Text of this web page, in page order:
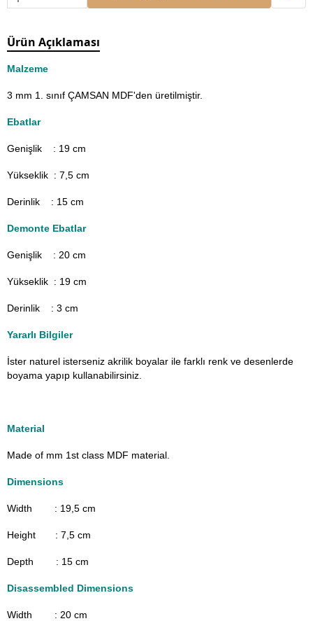
Ürün Açıklaması
Malzeme
3 mm 1. sınıf ÇAMSAN MDF'den üretilmiştir.
Ebatlar
Genişlik : 19 cm
Yükseklik : 7,5 cm
Derinlik : 15 cm
Demonte Ebatlar
Genişlik : 20 cm
Yükseklik : 19 cm
Derinlik : 3 cm
Yararlı Bilgiler
İster naturel isterseniz akrilik boyalar ile farklı renk ve desenlerde
boyama yapıp kullanabilirsiniz.
Material
Made of mm 1st class MDF material.
Dimensions
Width : 19,5 cm
Height : 7,5 cm
Depth : 15 cm
Disassembled Dimensions
Width : 20 cm